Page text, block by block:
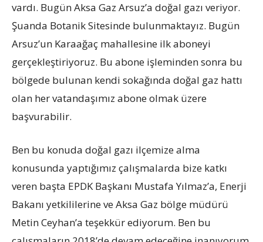
vardı. Bugün Aksa Gaz Arsuz’a doğal gazı veriyor.
Şuanda Botanik Sitesinde bulunmaktayız. Bugün
Arsuz’un Karaağaç mahallesine ilk aboneyi
gerçekleştiriyoruz. Bu abone işleminden sonra bu
bölgede bulunan kendi sokağında doğal gaz hattı
olan her vatandaşımız abone olmak üzere
başvurabilir.
Ben bu konuda doğal gazı ilçemize alma
konusunda yaptığımız çalışmalarda bize katkı
veren başta EPDK Başkanı Mustafa Yılmaz’a, Enerji
Bakanı yetkililerine ve Aksa Gaz bölge müdürü
Metin Ceyhan’a teşekkür ediyorum. Ben bu